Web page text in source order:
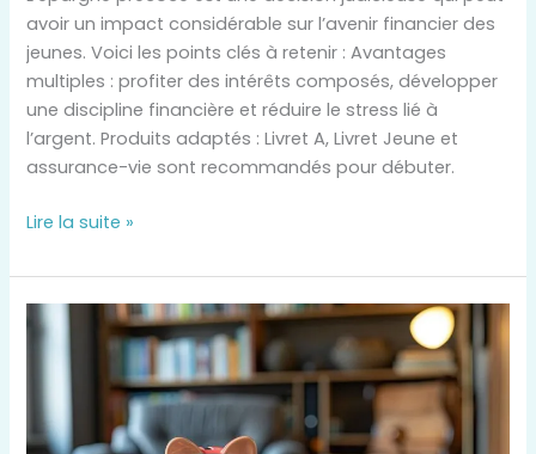
avoir un impact considérable sur l’avenir financier des
jeunes. Voici les points clés à retenir : Avantages
multiples : profiter des intérêts composés, développer
une discipline financière et réduire le stress lié à
l’argent. Produits adaptés : Livret A, Livret Jeune et
assurance-vie sont recommandés pour débuter.
Lire la suite »
Compte
courant